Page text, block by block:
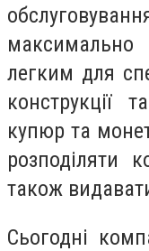
легким для
конструкції
купюр та
розподіляти
також
Сьогодні